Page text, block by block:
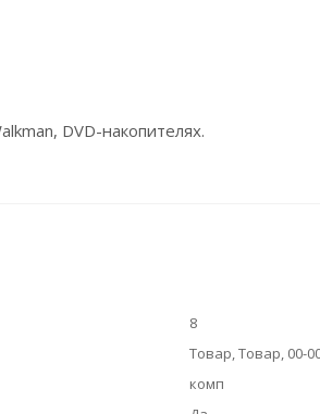
DVD-накопителях.
8
Товар, Товар, 00-
комп